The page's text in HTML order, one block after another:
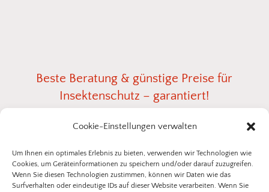
Cookie-Einstellungen verwalten
Um Ihnen ein optimales Erlebnis zu bieten, verwenden wir Technologien wie
Cookies, um Geräteinformationen zu speichern und/oder darauf zuzugreifen.
Wenn Sie diesen Technologien zustimmen, können wir Daten wie das
Surfverhalten oder eindeutige IDs auf dieser Website verarbeiten. Wenn Sie
Beste Beratung & günstige Preise für
Insektenschutz – garantiert!
Beratung zu Ihrem Insektenschutz-
Projekt?